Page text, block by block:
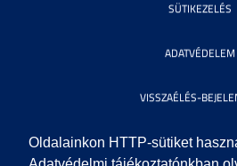
Oldalainkon HTTP-sütiket
SÜTIKEZELÉS
ADATVÉDELEM
VISSZAÉLÉS-
KÖZÉRDEKŰ